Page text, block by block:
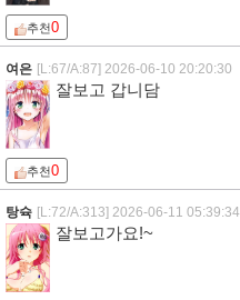
추천0
여은 [L:67/A:87] 2026-06-10 20:20:30
잘보고 갑니담
추천0
탕슉 [L:72/A:313] 2026-06-11 05:39:34
잘보고가요!~